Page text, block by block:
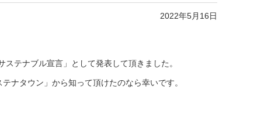
2022年5月16日
テナブル宣言」として発表して頂きました。
ナタウン」から知って頂けたのなら幸いです。